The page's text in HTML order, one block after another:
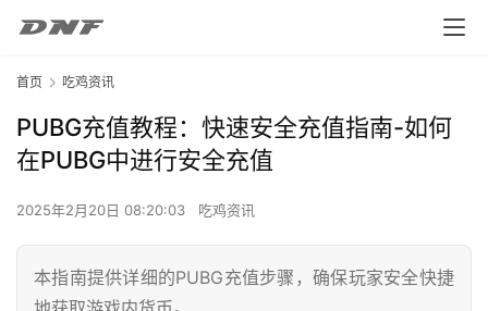
首页 吃鸡资讯
PUBG充值教程：快速安全充值指南-如何
在PUBG中进行安全充值
2025年2月20日 08:20:03 吃鸡资讯
本指南提供详细的PUBG充值步骤，确保玩家安全快捷